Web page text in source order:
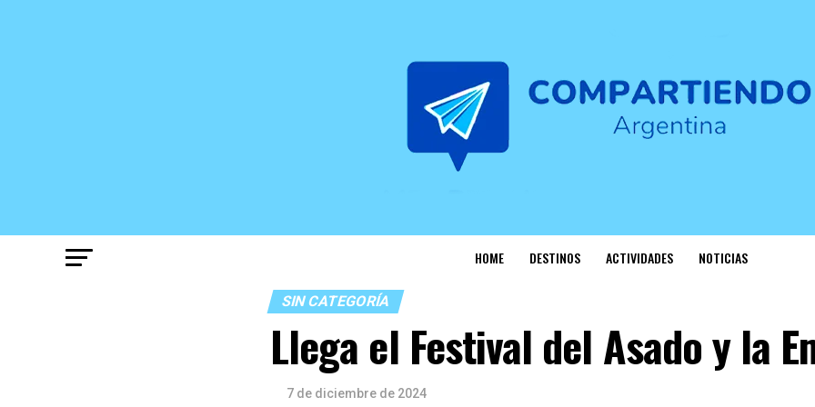
HOME DESTINOS ACTIVIDADES NOTICIAS
SIN CATEGORÍA
Llega el Festival del Asado y la
7 de diciembre de 2024